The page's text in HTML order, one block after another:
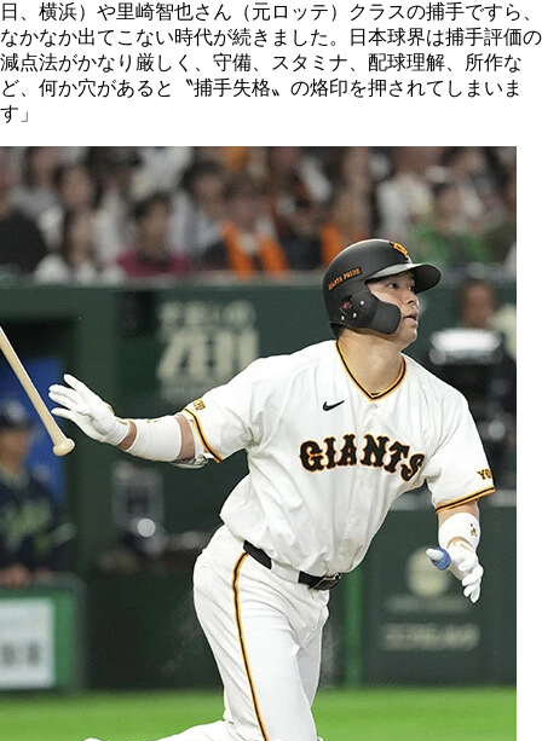
日、横浜）や里崎智也さん（元ロッテ）クラスの捕手ですら、
なかなか出てこない時代が続きました。日本球界は捕手評価の
減点法がかなり厳しく、守備、スタミナ、配球理解、所作な
ど、何か穴があると〝捕手失格〟の烙印を押されてしまいま
す」